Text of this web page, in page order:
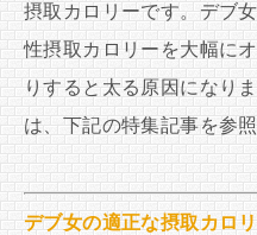
摂取カロリーです。デブ
性摂取カロリーを大幅に
りすると太る原因になり
は、下記の特集記事を参
デブ女の適正な摂取カロ